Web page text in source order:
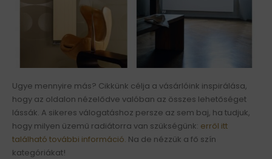
Ugye mennyire más? Cikkünk célja a vásárlóink inspirálása,
hogy az oldalon nézelődve valóban az összes lehetőséget
lássák. A sikeres válogatáshoz persze az sem baj, ha tudjuk,
hogy milyen üzemű radiátorra van szükségünk: erről itt
található további információ. Na de nézzük a fő szín
kategóriákat!